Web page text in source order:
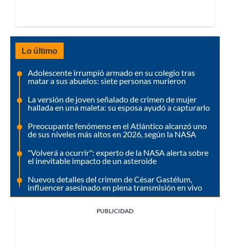
Lo último
Adolescente irrumpió armado en su colegio tras
matar a sus abuelos: siete personas murieron
La versión de joven señalado de crimen de mujer
hallada en una maleta: su esposa ayudó a capturarlo
Preocupante fenómeno en el Atlántico alcanzó uno
de sus niveles más altos en 2026, según la NASA
"Volverá a ocurrir": experto de la NASA alerta sobre
el inevitable impacto de un asteroide
Nuevos detalles del crimen de César Gastélum,
influencer asesinado en plena transmisión en vivo
PUBLICIDAD